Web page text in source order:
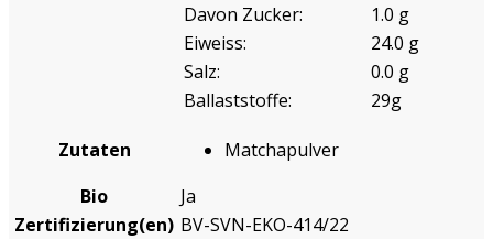
Davon Zucker:
1.0 g
Eiweiss:
24.0 g
Salz:
0.0 g
Ballaststoffe:
29g
Zutaten
Matchapulver
Bio
Ja
Zertifizierung(en) BV-SVN-EKO-414/22